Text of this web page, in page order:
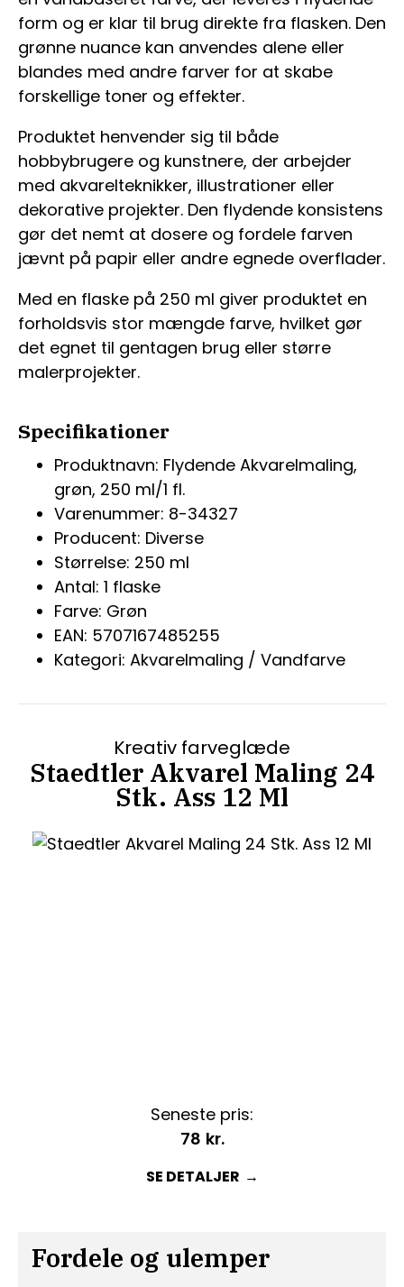
form og er klar til brug direkte fra flasken. Den
grønne nuance kan anvendes alene eller
blandes med andre farver for at skabe
forskellige toner og effekter.
Produktet henvender sig til både
hobbybrugere og kunstnere, der arbejder
med akvarelteknikker, illustrationer eller
dekorative projekter. Den flydende konsistens
gør det nemt at dosere og fordele farven
jævnt på papir eller andre egnede overflader.
Med en flaske på 250 ml giver produktet en
forholdsvis stor mængde farve, hvilket gør
det egnet til gentagen brug eller større
malerprojekter.
Specifikationer
Produktnavn: Flydende Akvarelmaling,
grøn, 250 ml/1 fl.
Varenummer: 8-34327
Producent: Diverse
Størrelse: 250 ml
Antal: 1 flaske
Farve: Grøn
EAN: 5707167485255
Kategori: Akvarelmaling / Vandfarve
Kreativ farveglæde
Staedtler Akvarel Maling 24
Stk. Ass 12 Ml
Fordele og ulemper
Seneste pris:
78 kr.
SE DETALJER